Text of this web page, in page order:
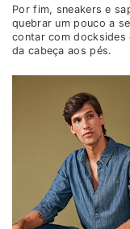
Por fim, sneakers e
quebrar um pouco a
contar com
da cabeça aos pés.